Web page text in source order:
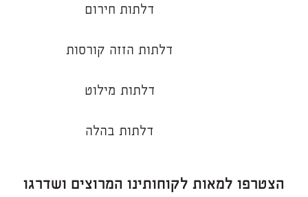
דלתות חירום
דלתות הזזה קורסות
דלתות מילוט
דלתות בהלה
הצטרפו למאות לקוחותינו המרוצים ושדרגו